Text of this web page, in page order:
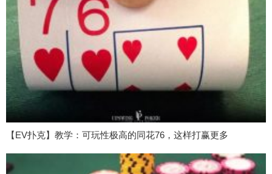
【EV扑克】教学：可玩性极高的同花76，这样打赢更多